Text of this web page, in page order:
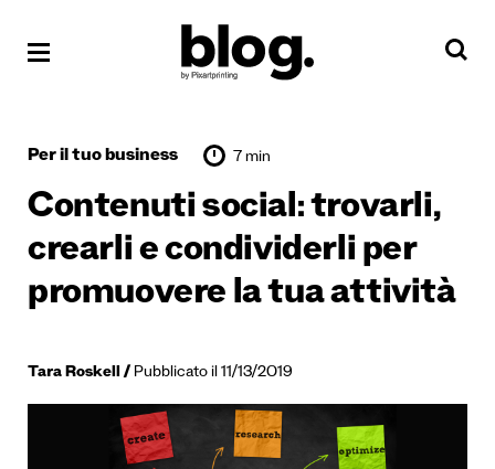
Per il tuo business 7 min
Contenuti social: trovarli,
crearli e condividerli per
promuovere la tua attività
Tara Roskell Pubblicato il 11/13/2019